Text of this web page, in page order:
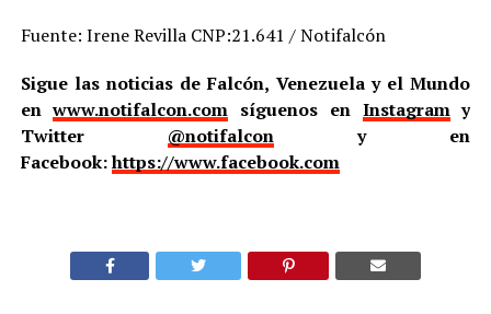
Fuente: Irene Revilla CNP:21.641 / Notifalcón
Sigue las noticias de Falcón, Venezuela y el Mundo
enwww.notifalcon.com síguenos en Instagramy
Twitter @notifalcony en
Facebook:https://www.facebook.com